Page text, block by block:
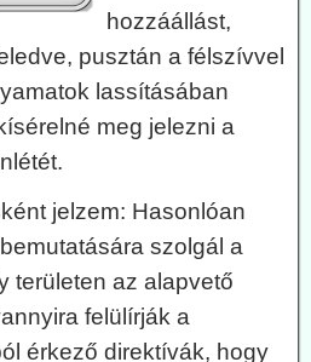
hozzáállást,
pusztán a félszívvel
lassításában
meg jelezni a
jelzem: Hasonlóan
szolgál a
területen az alapvető
felülírják a
érkező direktívák, hogy